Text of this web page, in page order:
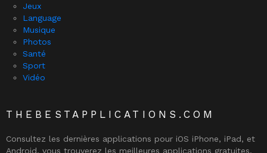
Jeux
Language
Musique
Photos
Santé
Sport
Vidéo
THEBESTAPPLICATIONS.COM
Consultez les dernières applications pour iOS iPhone, iPad, et
Android, vous trouverez les meilleures applications gratuites,